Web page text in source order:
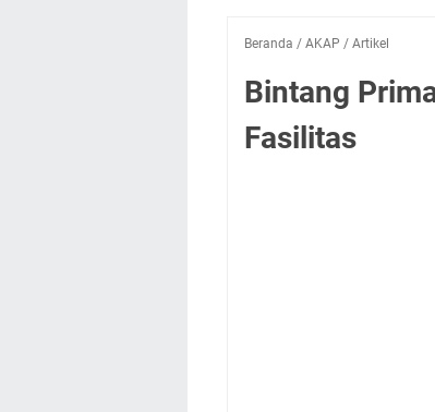
Beranda / AKAP / Artikel
Bintang
Fasilitas